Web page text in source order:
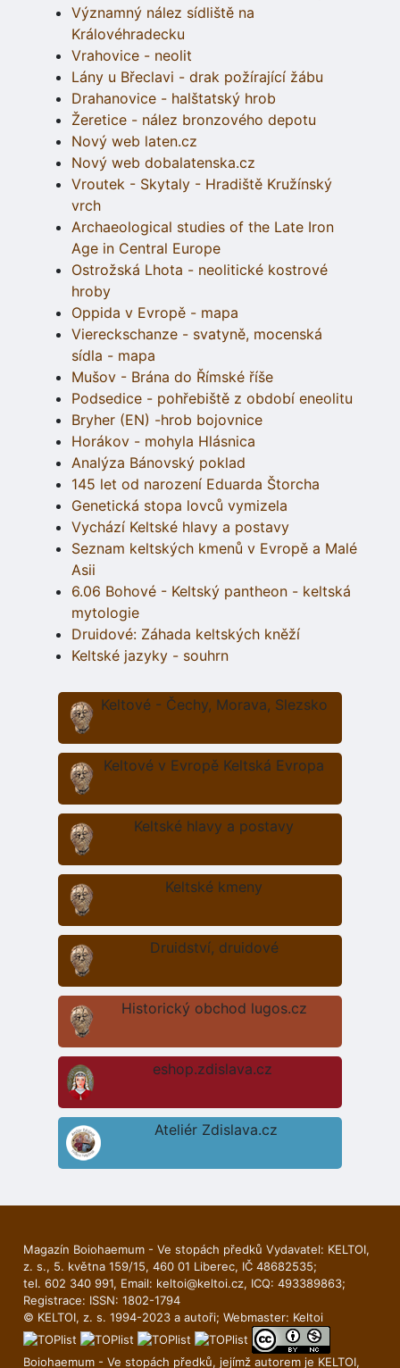
Významný nález sídliště na
Královéhradecku
Vrahovice - neolit
Lány u Břeclavi - drak požírající žábu
Drahanovice - halštatský hrob
Žeretice - nález bronzového depotu
Nový web laten.cz
Nový web dobalatenska.cz
Vroutek - Skytaly - Hradiště Kružínský
vrch
Archaeological studies of the Late Iron
Age in Central Europe
Ostrožská Lhota - neolitické kostrové
hroby
Oppida v Evropě - mapa
Viereckschanze - svatyně, mocenská
sídla - mapa
Mušov - Brána do Římské říše
Podsedice - pohřebiště z období eneolitu
Bryher (EN) -hrob bojovnice
Horákov - mohyla Hlásnica
Analýza Bánovský poklad
145 let od narození Eduarda Štorcha
Genetická stopa lovců vymizela
Vychází Keltské hlavy a postavy
Seznam keltských kmenů v Evropě a Malé
Asii
6.06 Bohové - Keltský pantheon - keltská
mytologie
Druidové: Záhada keltských kněží
Keltské jazyky - souhrn
Keltové - Čechy, Morava, Slezsko
Keltové v Evropě Keltská Evropa
Keltské hlavy a postavy
Keltské kmeny
Druidství, druidové
Historický obchod lugos.cz
eshop.zdislava.cz
Ateliér Zdislava.cz
Magazín Boiohaemum - Ve stopách předků Vydavatel: KELTOI,
z. s., 5. května 159/15, 460 01 Liberec, IČ 48682535;
tel. 602 340 991, Email: keltoi@keltoi.cz, ICQ: 493389863;
Registrace: ISSN: 1802-1794
© KELTOI, z. s. 1994-2023 a autoři; Webmaster: Keltoi
Boiohaemum - Ve stopách předků, jejímž autorem je KELTOI,